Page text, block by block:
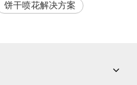
饼干喷花解决方案